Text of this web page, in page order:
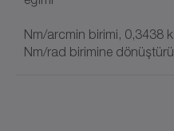
Nm/arcmin birimi, 0,3438
Nm/rad birimine